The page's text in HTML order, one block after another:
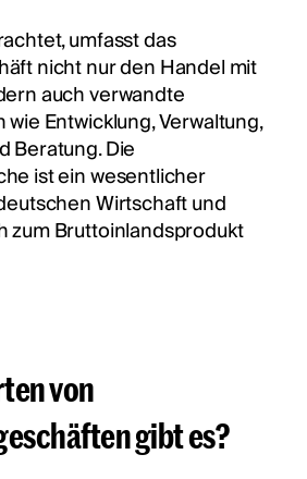
umfasst das
nicht nur den Handel mit
auch verwandte
Entwicklung, Verwaltung,
Beratung. Die
ist ein wesentlicher
Wirtschaft und
zum Bruttoinlandsprodukt
von
gibt es?